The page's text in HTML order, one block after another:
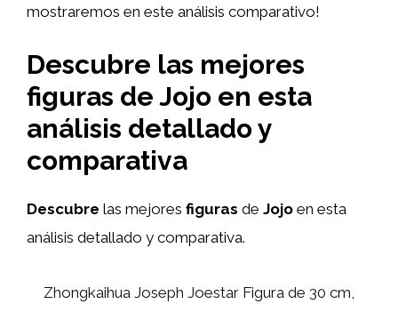
mostraremos en este análisis comparativo!
Descubre las mejores
figuras de Jojo en esta
análisis detallado y
comparativa
Descubre las mejores figuras de Jojo en esta
análisis detallado y comparativa.
Zhongkaihua Joseph Joestar Figura de 30 cm,